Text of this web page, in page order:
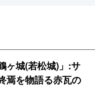
ヶ城(若松城)」:サ
焉を物語る赤瓦の